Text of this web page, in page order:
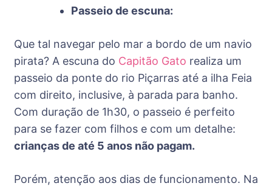
Passeio de escuna:
Que tal navegar pelo mar a bordo de um navio
pirata? A escuna do Capitão Gato realiza um
passeio da ponte do rio Piçarras até a ilha Feia
com direito, inclusive, à parada para banho.
Com duração de 1h30, o passeio é perfeito
para se fazer com filhos e com um detalhe:
crianças de até 5 anos não pagam.
Porém, atenção aos dias de funcionamento. Na